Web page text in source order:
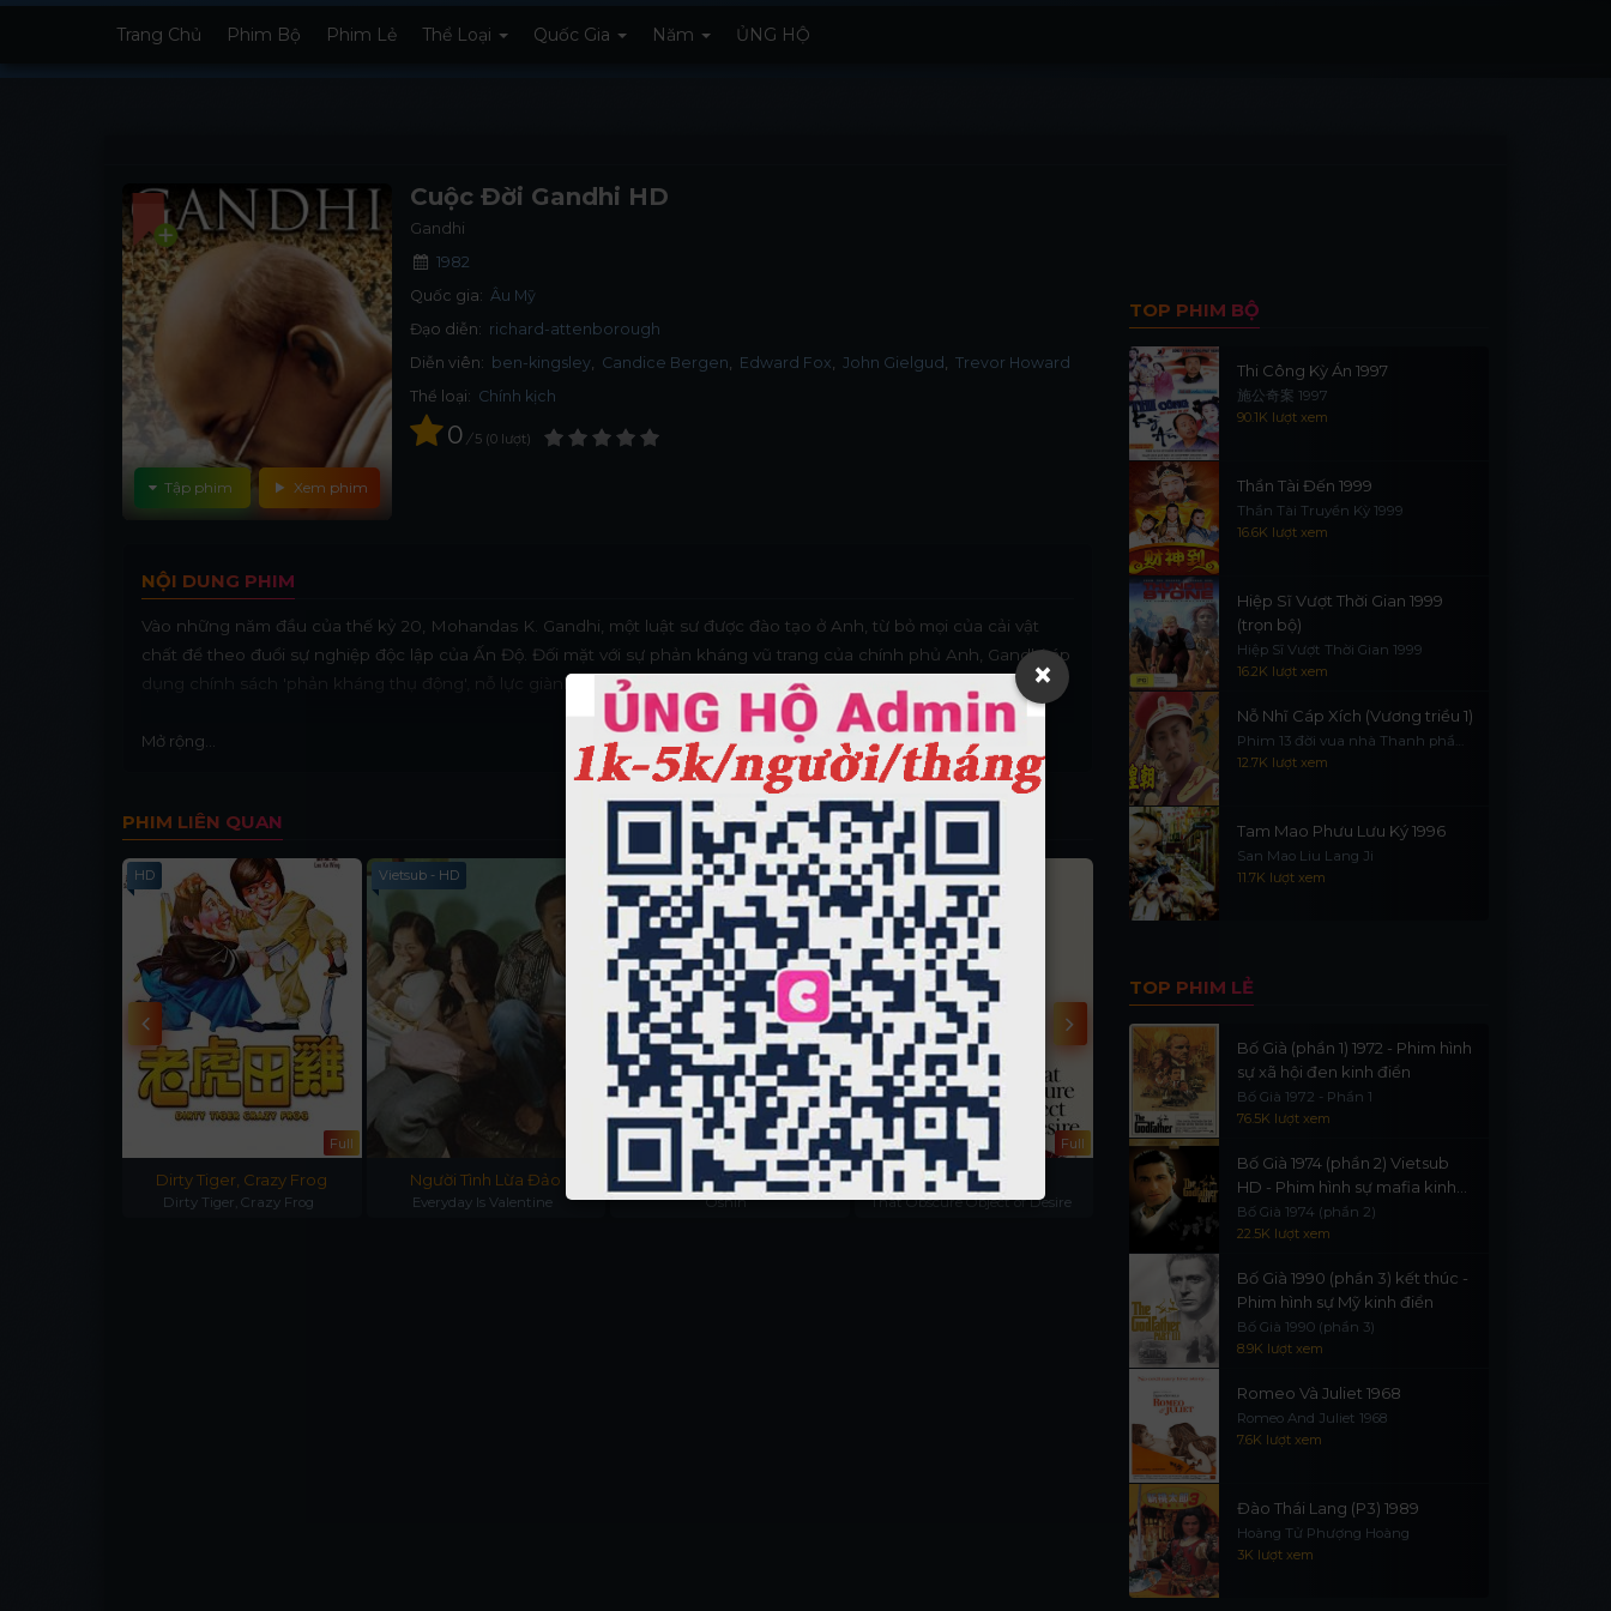
Trang Chủ Phim Bộ Phim Lẻ Thể Loại Quốc Gia Năm ỦNG HỘ
Xem phim
Tập phim
Cuộc Đời Gandhi HD
Gandhi
1982
Quốc gia: Âu Mỹ
Đạo diễn: richard-attenborough
Diễn viên: ben-kingsley Candice Bergen Edward Fox John Gielgud
Trevor Howard
Thể loại: Chính kịch
0 / 5 0 lượt
NỘI DUNG PHIM
Vào những năm đầu của thế kỷ 20, Mohandas K. Gandhi, một luật sư được đào tạo ở Anh, từ bỏ mọi của cải vật
chất để theo đuổi sự nghiệp độc lập của Ấn Độ. Đối mặt với sự phản kháng vũ trang của chính phủ Anh, Gandhi áp
dụng chính sách 'phản kháng thụ động', nỗ lực giành tự do cho người dân của mình mà không cần đổ máu.
Mở rộng...
PHIM LIÊN QUAN
HD
Full
Dirty Tiger, Crazy Frog
Dirty Tiger, Crazy Frog
Vietsub - HD
Người Tình Lừa Đảo
Everyday Is Valentine
HD
Hoàn Tất(31/31)
Oshin
Oshin
HD
Full
Dục Vọng Mơ Hồ
That Obscure Object of Desire
Nhân Tình Đẳng Cấp
Maîtresse
Tạp Gia Tiểu Tử
TOP PHIM BỘ
Thi Công Kỳ Án 1997
施公奇案 1997
90.1K lượt xem
Thần Tài Đến 1999
Thần Tài Truyền Kỳ 1999
16.6K lượt xem
Hiệp Sĩ Vượt Thời Gian 1999
(trọn bộ)
Hiệp Sĩ Vượt Thời Gian 1999
16.2K lượt xem
Nỗ Nhĩ Cáp Xích (Vương triều 1)
Phim 13 đời vua nhà Thanh phần
112.7K lượt xem
Tam Mao Phưu Lưu Ký 1996
San Mao Liu Lang Ji
11.7K lượt xem
TOP PHIM LẺ
Bố Già (phần 1) 1972 - Phim hình
sự xã hội đen kinh điển
Bố Già 1972 - Phần 1
76.5K lượt xem
Bố Già 1974 (phần 2) Vietsub
HD - Phim hình sự mafia kinh
điển
Bố Già 1974 (phần 2)
22.5K lượt xem
Bố Già 1990 (phần 3) kết thúc -
Phim hình sự Mỹ kinh điển
Bố Già 1990 (phần 3)
8.9K lượt xem
Romeo Và Juliet 1968
Romeo And Juliet 1968
7.6K lượt xem
Đào Thái Lang (P3) 1989
Hoàng Tử Phượng Hoàng
3K lượt xem
×